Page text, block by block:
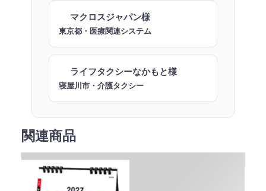
マクロスジャパン様
東京都・医療関連システム
ライフタクシーなかもと様
寝屋川市・介護タクシー
関連商品